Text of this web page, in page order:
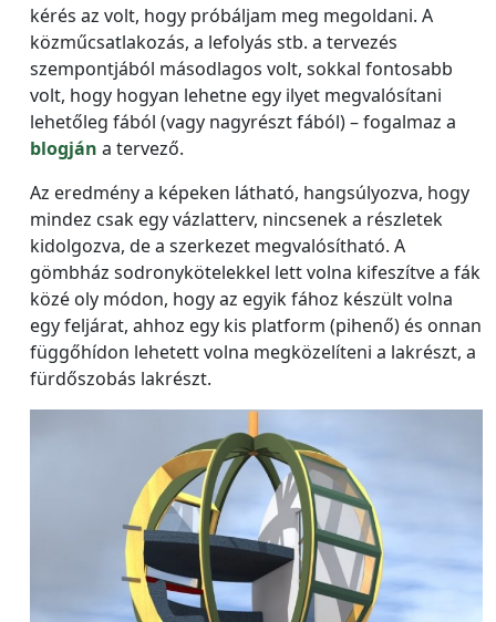
kérés az volt, hogy próbáljam meg megoldani. A
közműcsatlakozás, a lefolyás stb. a tervezés
szempontjából másodlagos volt, sokkal fontosabb
volt, hogy hogyan lehetne egy ilyet megvalósítani
lehetőleg fából (vagy nagyrészt fából) – fogalmaz a
blogján a tervező.
Az eredmény a képeken látható, hangsúlyozva, hogy
mindez csak egy vázlatterv, nincsenek a részletek
kidolgozva, de a szerkezet megvalósítható. A
gömbház sodronykötelekkel lett volna kifeszítve a fák
közé oly módon, hogy az egyik fához készült volna
egy feljárat, ahhoz egy kis platform (pihenő) és onnan
függőhídon lehetett volna megközelíteni a lakrészt, a
fürdőszobás lakrészt.